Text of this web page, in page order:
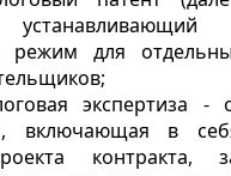
устанавливающий
режим для
экспертиза -
включающая в
контракта,